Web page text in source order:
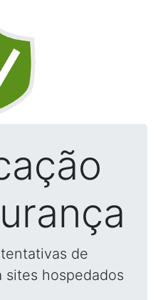
de
sites hospedados